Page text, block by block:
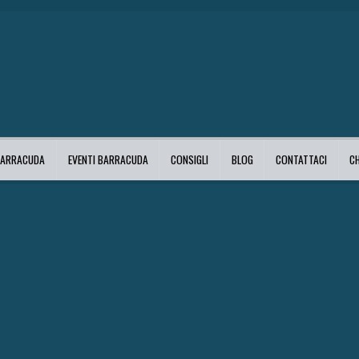
EVENTI BARRACUDA CONSIGLI BLOG CONTATTACI